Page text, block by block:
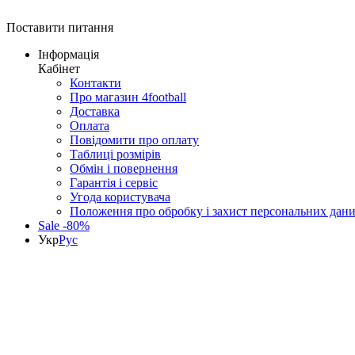
Поставити питання
Інформація
Кабінет
Контакти
Про магазин 4football
Доставка
Оплата
Повідомити про оплату
Таблиці розмірів
Обмін і повернення
Гарантія і сервіс
Угода користувача
Положення про обробку і захист персональних
Sale -80%
УкрРус